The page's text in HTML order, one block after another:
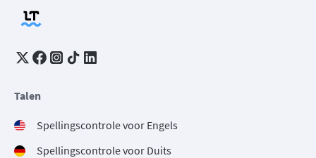
Talen
Spellingscontrole voor Engels
Spellingscontrole voor Duits